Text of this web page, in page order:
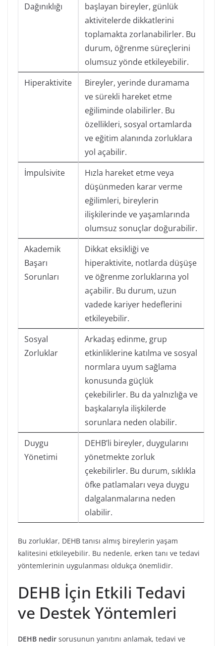
Dağınıklığı
başlayan bireyler, günlük
aktivitelerde dikkatlerini
toplamakta zorlanabilirler. Bu
durum, öğrenme süreçlerini
olumsuz yönde etkileyebilir.
Hiperaktivite
Bireyler, yerinde duramama
ve sürekli hareket etme
eğiliminde olabilirler. Bu
özellikleri, sosyal ortamlarda
ve eğitim alanında zorluklara
yol açabilir.
İmpulsivite
Hızla hareket etme veya
düşünmeden karar verme
eğilimleri, bireylerin
ilişkilerinde ve yaşamlarında
olumsuz sonuçlar doğurabilir.
Akademik
Başarı
Sorunları
Dikkat eksikliği ve
hiperaktivite, notlarda düşüşe
ve öğrenme zorluklarına yol
açabilir. Bu durum, uzun
vadede kariyer hedeflerini
etkileyebilir.
Sosyal
Zorluklar
Arkadaş edinme, grup
etkinliklerine katılma ve sosyal
normlara uyum sağlama
konusunda güçlük
çekebilirler. Bu da yalnızlığa ve
başkalarıyla ilişkilerde
sorunlara neden olabilir.
Duygu
Yönetimi
DEHB’li bireyler, duygularını
yönetmekte zorluk
çekebilirler. Bu durum, sıklıkla
öfke patlamaları veya duygu
dalgalanmalarına neden
olabilir.
Bu zorluklar, DEHB tanısı almış bireylerin yaşam
kalitesini etkileyebilir. Bu nedenle, erken tanı ve tedavi
yöntemlerinin uygulanması oldukça önemlidir.
DEHB İçin Etkili Tedavi
ve Destek Yöntemleri
DEHB nedir sorusunun yanıtını anlamak, tedavi ve